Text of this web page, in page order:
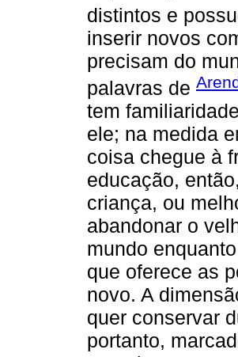
distintos e
inserir novos
precisam do
palavras de
tem
ele; na medida
coisa chegue à
educação,
criança, ou
abandonar o
mundo
que oferece as
novo. A
quer conservar
portanto,